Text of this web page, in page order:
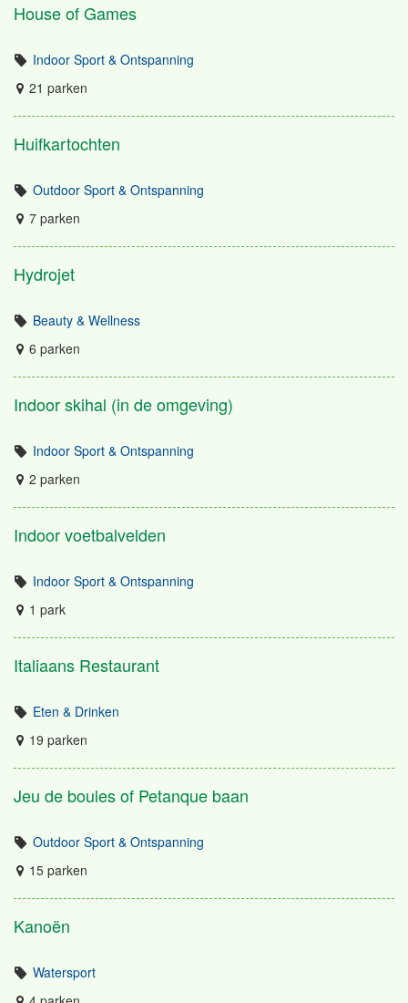
House of Games
Indoor Sport & Ontspanning
21 parken
Huifkartochten
Outdoor Sport & Ontspanning
7 parken
Hydrojet
Beauty & Wellness
6 parken
Indoor skihal (in de omgeving)
Indoor Sport & Ontspanning
2 parken
Indoor voetbalvelden
Indoor Sport & Ontspanning
1 park
Italiaans Restaurant
Eten & Drinken
19 parken
Jeu de boules of Petanque baan
Outdoor Sport & Ontspanning
15 parken
Kanoën
Watersport